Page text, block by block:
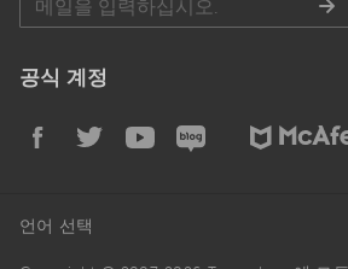
공식 계정
언어 선택